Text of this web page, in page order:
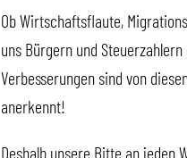
Ob Wirtschaftsflaute,
uns Bürgern und
Verbesserungen sind von
anerkennt!
Deshalb unsere Bitte an jeden